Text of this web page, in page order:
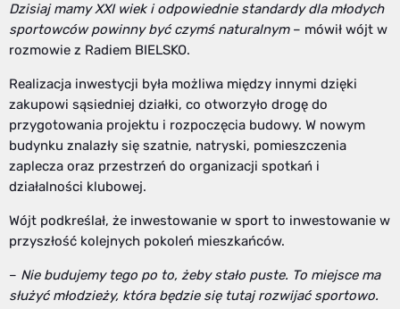
Dzisiaj mamy XXI wiek i odpowiednie standardy dla młodych
sportowców powinny być czymś naturalnym– mówił wójt w
rozmowie z Radiem BIELSKO.
Realizacja inwestycji była możliwa między innymi dzięki
zakupowi sąsiedniej działki, co otworzyło drogę do
przygotowania projektu i rozpoczęcia budowy. W nowym
budynku znalazły się szatnie, natryski, pomieszczenia
zaplecza oraz przestrzeń do organizacji spotkań i
działalności klubowej.
Wójt podkreślał, że inwestowanie w sport to inwestowanie w
przyszłość kolejnych pokoleń mieszkańców.
– Nie budujemy tego po to, żeby stało puste. To miejsce ma
służyć młodzieży, która będzie się tutaj rozwijać sportowo.